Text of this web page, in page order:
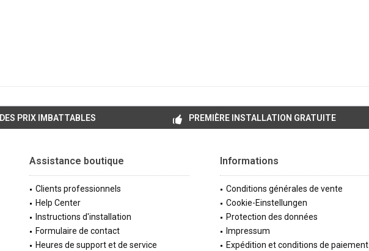
DES PRIX IMBATTABLES PREMIÈRE INSTALLATION GRATUITE
Assistance boutique
Clients professionnels
Help Center
Instructions d'installation
Formulaire de contact
Heures de support et de service
Informations
Conditions générales de vente
Cookie-Einstellungen
Protection des données
Impressum
Expédition et conditions de paiement